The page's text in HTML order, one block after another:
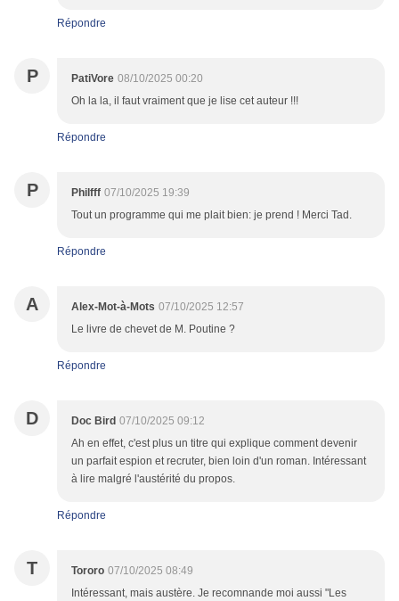
Répondre
P PatiVore 08/10/2025 00:20
Oh la la, il faut vraiment que je lise cet auteur !!!
Répondre
P Philfff 07/10/2025 19:39
Tout un programme qui me plait bien: je prend ! Merci Tad.
Répondre
A Alex-Mot-à-Mots 07/10/2025 12:57
Le livre de chevet de M. Poutine ?
Répondre
D Doc Bird 07/10/2025 09:12
Ah en effet, c'est plus un titre qui explique comment devenir
un parfait espion et recruter, bien loin d'un roman. Intéressant
à lire malgré l'austérité du propos.
Répondre
T Tororo 07/10/2025 08:49
Intéressant, mais austère. Je recomnande moi aussi "Les